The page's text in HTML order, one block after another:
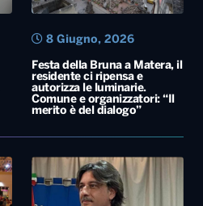
Festa della Bruna a Matera, il
residente ci ripensa e
autorizza le luminarie.
Comune e organizzatori: “Il
merito è del dialogo”
8 Giugno, 2026